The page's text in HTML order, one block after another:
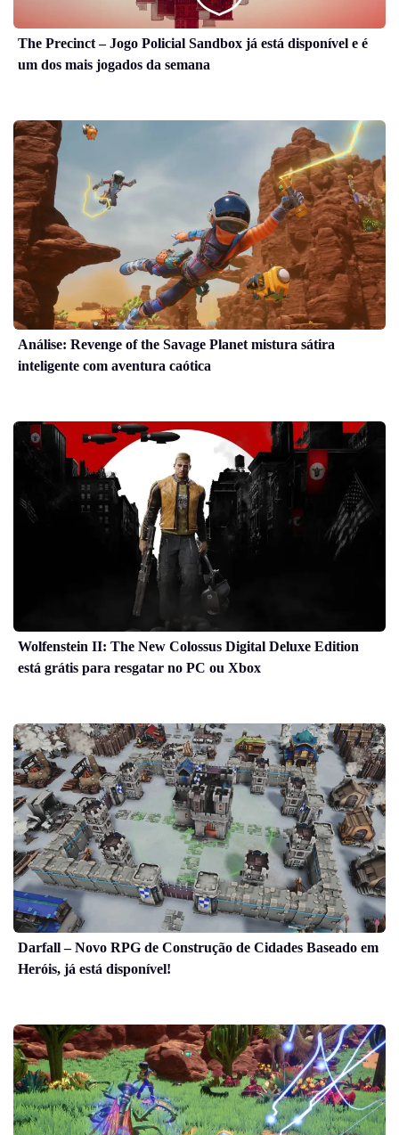
The Precinct – Jogo Policial Sandbox já está disponível e é
um dos mais jogados da semana
Análise: Revenge of the Savage Planet mistura sátira
inteligente com aventura caótica
Wolfenstein II: The New Colossus Digital Deluxe Edition
está grátis para resgatar no PC ou Xbox
Darfall – Novo RPG de Construção de Cidades Baseado em
Heróis, já está disponível!